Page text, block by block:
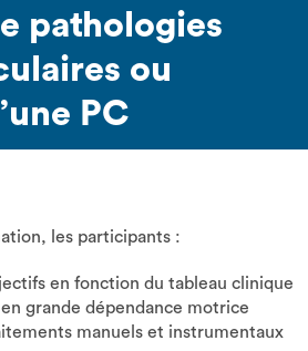
pathologies
ou
PC
les participants :
en fonction du tableau clinique
grande dépendance motrice
manuels et instrumentaux